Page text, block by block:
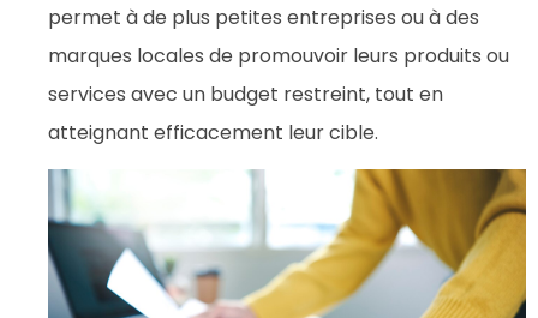
permet à de plus petites entreprises ou à des
marques locales de promouvoir leurs produits ou
services avec un budget restreint, tout en
atteignant efficacement leur cible.